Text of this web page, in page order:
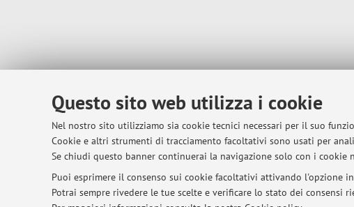
Questo sito web utilizza i cookie
Nel nostro sito utilizziamo sia cookie tecnici necessari per il suo
Cookie e altri strumenti di tracciamento facoltativi sono usati per
Se chiudi questo banner continuerai la navigazione solo con i cookie
Puoi esprimere il consenso sui cookie facoltativi attivando l'opzione
Potrai sempre rivedere le tue scelte e verificare lo stato dei consensi